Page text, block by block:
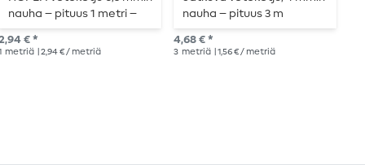
nauha – pituus 1 metri –
metallisoitu
€ *
metriä | 2,94 € / metriä
nauha – pituus 3 m
4,68 € *
3 metriä | 1,56 € / metriä